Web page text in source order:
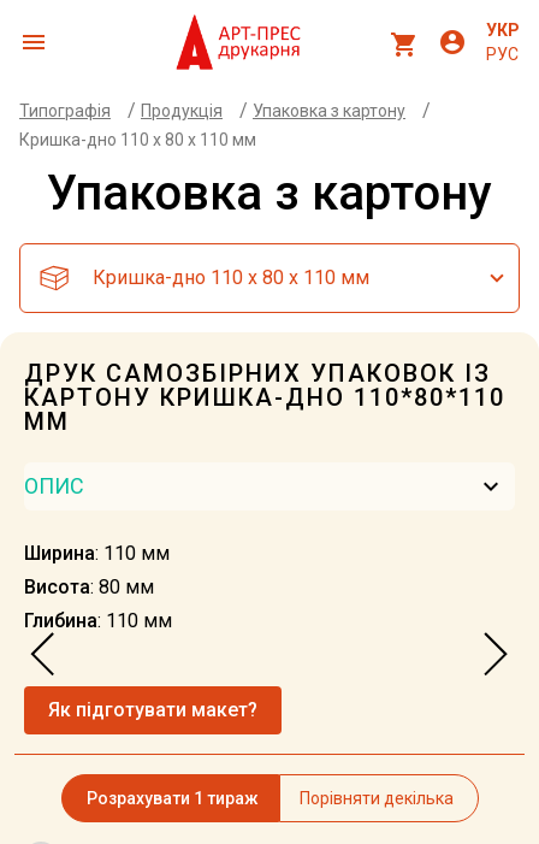
menu shopping_cart account_circle
УКР
РУС
Типографія / Продукція / Упаковка з картону /
Кришка-дно 110 х 80 х 110 мм
Упаковка з картону
Кришка-дно 110 х 80 х 110 мм
ДРУК САМОЗБІРНИХ УПАКОВОК ІЗ
КАРТОНУ КРИШКА-ДНО 110*80*110
ММ
ОПИС keyboard_arrow_down
Ширина: 110 мм
Висота: 80 мм
Глибина: 110 мм
Як підготувати макет?
Розрахувати 1 тираж Порівняти декілька